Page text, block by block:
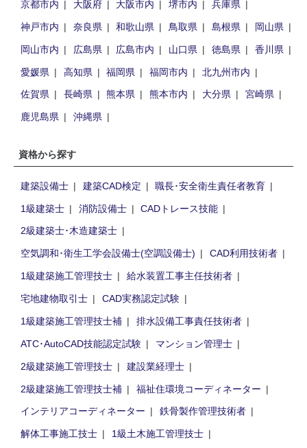
京都市内
大阪府 大阪市内 堺市内
兵庫県
神戸市内
奈良県 和歌山県 鳥取県 島根県
岡山県
岡山市内
広島県 広島市内 山口県 徳島県
香川県
愛媛県
高知県 福岡県 福岡市内
北九州市内
佐賀県
長崎県 熊本県 熊本市内 大分県
宮崎県
鹿児島県
沖縄県
資格から探す
建築設備士 建築CAD検定
職長･安全衛生責任者教育
1級建築士
消防設備士
CADトレース技能
2級建築士･木造建築士
空気調和･衛生工学会設備士(空調設備士)
CAD利用技術者
1級建築施工管理技士
給水装置工事主任技術者
宅地建物取引士
CAD実務認定試験
1級建築施工管理技士補
排水設備工事責任技術者
ATC･AutoCAD技能認定試験
マンション管理士
2級建築施工管理技士
建設業経理士
2級建築施工管理技士補
福祉住環境コーディネーター
インテリアコーディネーター
鉄骨製作管理技術者
解体工事施工技士
1級土木施工管理技士